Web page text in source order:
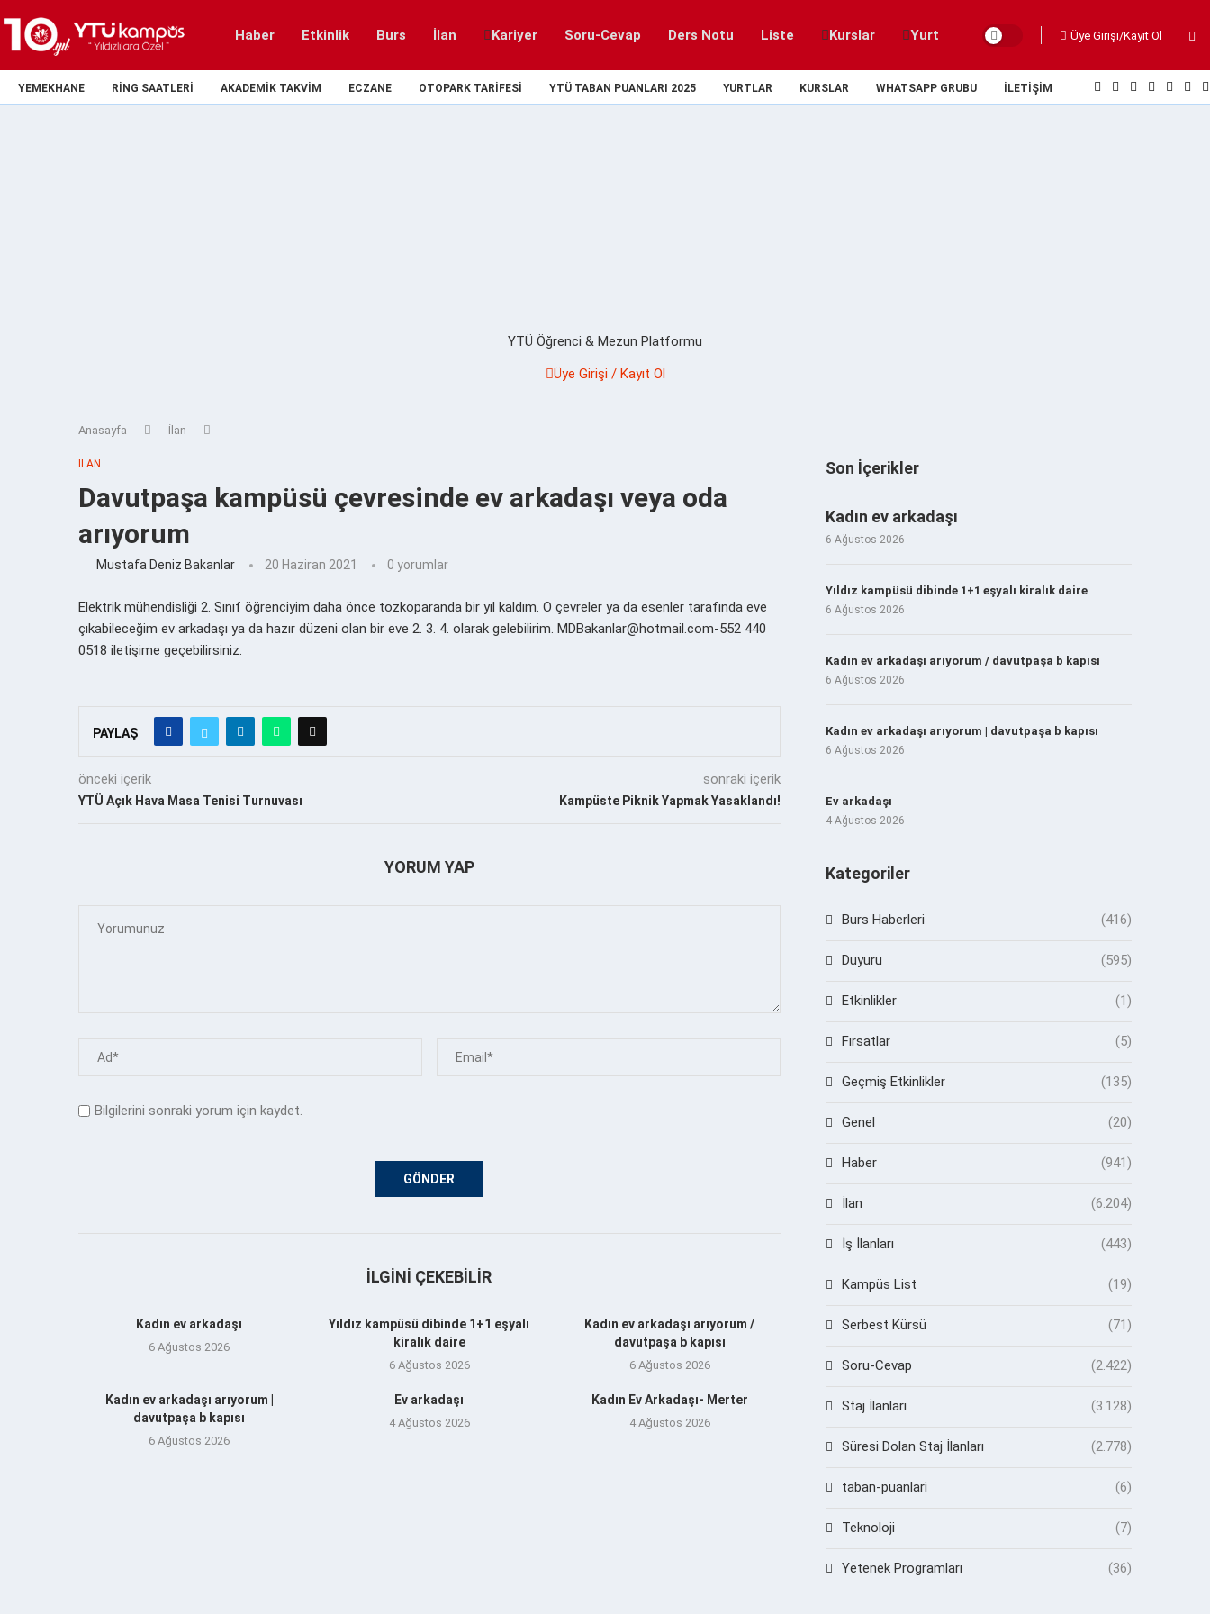
Haber Etkinlik Burs İlan Kariyer Soru-Cevap Ders Notu Liste Kurslar Yurt Üye Girişi/Kayıt Ol
YEMEKHANE RING SAATLERI AKADEMIK TAKVIM ECZANE OTOPARK TARIFESI YTÜ TABAN PUANLARI 2025 YURTLAR KURSLAR WHATSAPP GRUBU İLETIŞIM
YTÜ Öğrenci & Mezun Platformu
Üye Girişi / Kayıt Ol
Anasayfa İlan
İLAN
Davutpaşa kampüsü çevresinde ev arkadaşı veya oda
arıyorum
Mustafa Deniz Bakanlar 20 Haziran 2021 0 yorumlar
Elektrik mühendisliği 2. Sınıf öğrenciyim daha önce tozkoparanda bir yıl kaldım. O çevreler ya da esenler tarafında eve
çıkabileceğim ev arkadaşı ya da hazır düzeni olan bir eve 2. 3. 4. olarak gelebilirim. MDBakanlar@hotmail.com-552 440
0518 iletişime geçebilirsiniz.
PAYLAŞ
önceki içerik
YTÜ Açık Hava Masa Tenisi Turnuvası
sonraki içerik
Kampüste Piknik Yapmak Yasaklandı!
YORUM YAP
Bilgilerini sonraki yorum için kaydet.
İLGINI ÇEKEBILIR
Kadın ev arkadaşı
6 Ağustos 2026
Yıldız kampüsü dibinde 1+1 eşyalı
kiralık daire
6 Ağustos 2026
Kadın ev arkadaşı arıyorum /
davutpaşa b kapısı
6 Ağustos 2026
Kadın ev arkadaşı arıyorum |
davutpaşa b kapısı
6 Ağustos 2026
Ev arkadaşı
4 Ağustos 2026
Kadın Ev Arkadaşı- Merter
4 Ağustos 2026
Son İçerikler
Kadın ev arkadaşı
6 Ağustos 2026
Yıldız kampüsü dibinde 1+1 eşyalı kiralık daire
6 Ağustos 2026
Kadın ev arkadaşı arıyorum / davutpaşa b kapısı
6 Ağustos 2026
Kadın ev arkadaşı arıyorum | davutpaşa b kapısı
6 Ağustos 2026
Ev arkadaşı
4 Ağustos 2026
Kategoriler
Burs Haberleri (416)
Duyuru (595)
Etkinlikler (1)
Fırsatlar (5)
Geçmiş Etkinlikler (135)
Genel (20)
Haber (941)
İlan (6.204)
İş İlanları (443)
Kampüs List (19)
Serbest Kürsü (71)
Soru-Cevap (2.422)
Staj İlanları (3.128)
Süresi Dolan Staj İlanları (2.778)
taban-puanlari (6)
Teknoloji (7)
Yetenek Programları (36)